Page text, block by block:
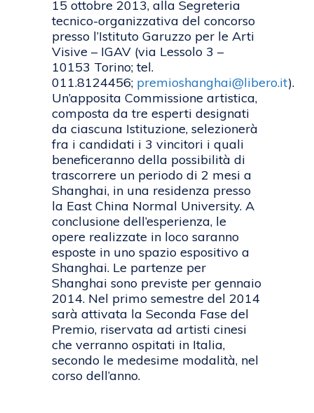
15 ottobre 2013, alla Segreteria
tecnico-organizzativa del concorso
presso l’Istituto Garuzzo per le Arti
Visive – IGAV (via Lessolo 3 –
10153 Torino; tel.
011.8124456; premioshanghai@libero.it).
Un’apposita Commissione artistica,
composta da tre esperti designati
da ciascuna Istituzione, selezionerà
fra i candidati i 3 vincitori i quali
beneficeranno della possibilità di
trascorrere un periodo di 2 mesi a
Shanghai, in una residenza presso
la East China Normal University. A
conclusione dell’esperienza, le
opere realizzate in loco saranno
esposte in uno spazio espositivo a
Shanghai. Le partenze per
Shanghai sono previste per gennaio
2014. Nel primo semestre del 2014
sarà attivata la Seconda Fase del
Premio, riservata ad artisti cinesi
che verranno ospitati in Italia,
secondo le medesime modalità, nel
corso dell’anno.